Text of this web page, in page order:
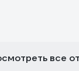
все